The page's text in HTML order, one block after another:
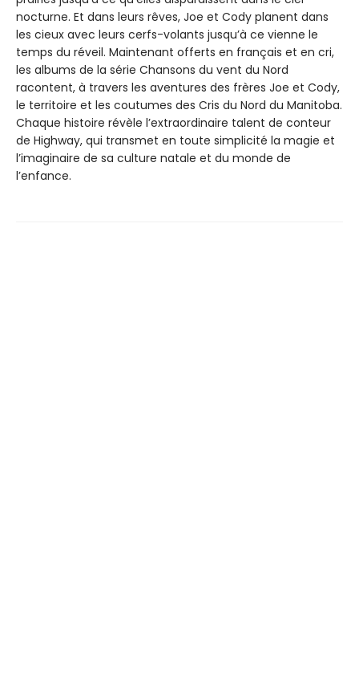
nocturne. Et dans leurs rêves, Joe et Cody planent dans
les cieux avec leurs cerfs-volants jusqu’à ce vienne le
temps du réveil. Maintenant offerts en français et en cri,
les albums de la série Chansons du vent du Nord
racontent, à travers les aventures des frères Joe et Cody,
le territoire et les coutumes des Cris du Nord du Manitoba.
Chaque histoire révèle l’extraordinaire talent de conteur
de Highway, qui transmet en toute simplicité la magie et
l’imaginaire de sa culture natale et du monde de
l’enfance.